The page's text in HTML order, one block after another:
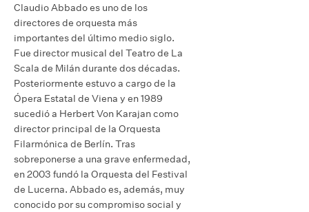
Claudio Abbado es uno de los
directores de orquesta más
importantes del último medio siglo.
Fue director musical del Teatro de La
Scala de Milán durante dos décadas.
Posteriormente estuvo a cargo de la
Ópera Estatal de Viena y en 1989
sucedió a Herbert Von Karajan como
director principal de la Orquesta
Filarmónica de Berlín. Tras
sobreponerse a una grave enfermedad,
en 2003 fundó la Orquesta del Festival
de Lucerna. Abbado es, además, muy
conocido por su compromiso social y